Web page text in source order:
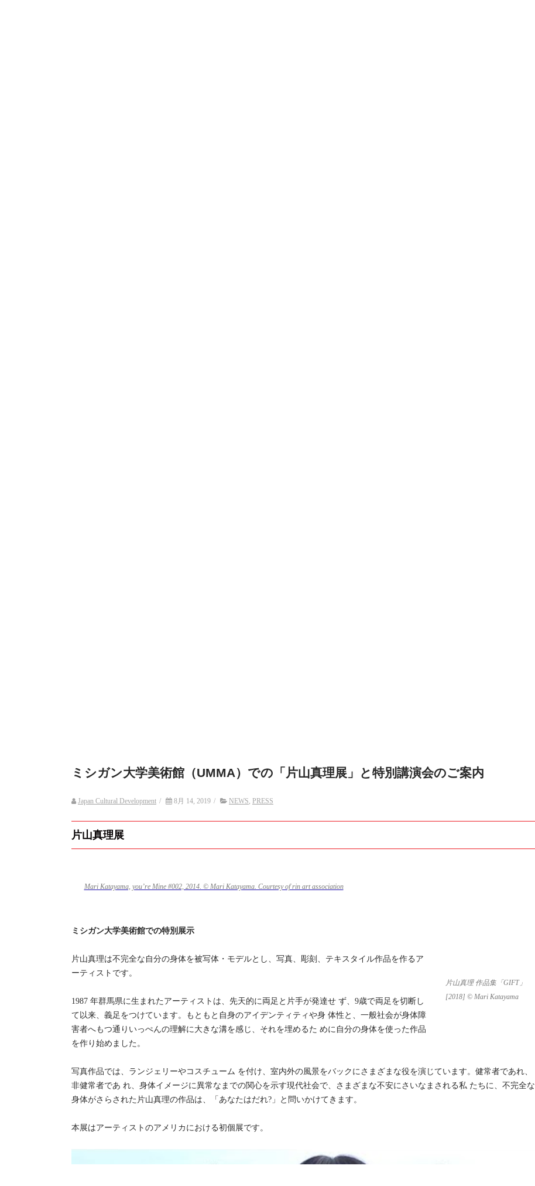
ミシガン大学美術館（UMMA）での「片山真理展」と特別講演会のご案内
Japan Cultural Development / 8月 14, 2019 / NEWS PRESS
片山真理展
Mari Katayama, you’re Mine #002, 2014. © Mari Katayama. Courtesy of rin art association
ミシガン大学美術館での特別展示
片山真理 作品集「GIFT」
[2018] © Mari Katayama
片山真理は不完全な自分の身体を被写体・モデルとし、写真、彫刻、テキスタイル作品を作るア
ーティストです。
1987 年群馬県に生まれたアーティストは、先天的に両足と片手が発達せ ず、9歳で両足を切断し
て以来、義足をつけています。もともと自身のアイデンティティや身 体性と、一般社会が身体障
害者へもつ通りいっぺんの理解に大きな溝を感じ、それを埋めるた めに自分の身体を使った作品
を作り始めました。
写真作品では、ランジェリーやコスチューム を付け、室内外の風景をバックにさまざまな役を演じています。健常者であれ、
非健常者であ れ、身体イメージに異常なまでの関心を示す現代社会で、さまざまな不安にさいなまされる私 たちに、不完全な
身体がさらされた片山真理の作品は、「あなたはだれ?」と問いかけてきます。
本展はアーティストのアメリカにおける初個展です。